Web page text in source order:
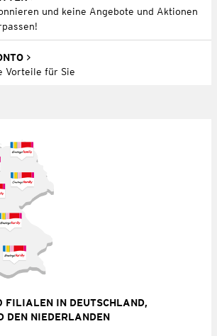
und keine Angebote und Aktionen
Vorteile für Sie
IN DEUTSCHLAND,
DEN NIEDERLANDEN